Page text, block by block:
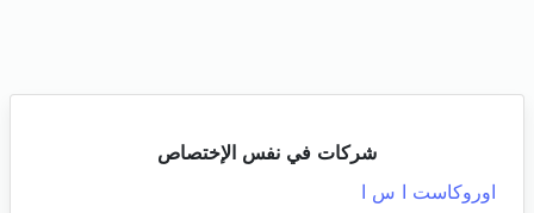
شركات في نفس الإختصاص
اوروكاست ا س ا